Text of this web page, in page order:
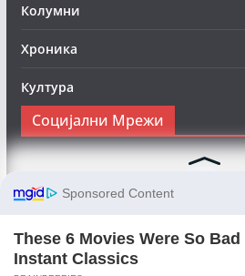
Колумни
Хроника
Култура
Социјални Мрежи
Следете нè на Фејсбук за да сте